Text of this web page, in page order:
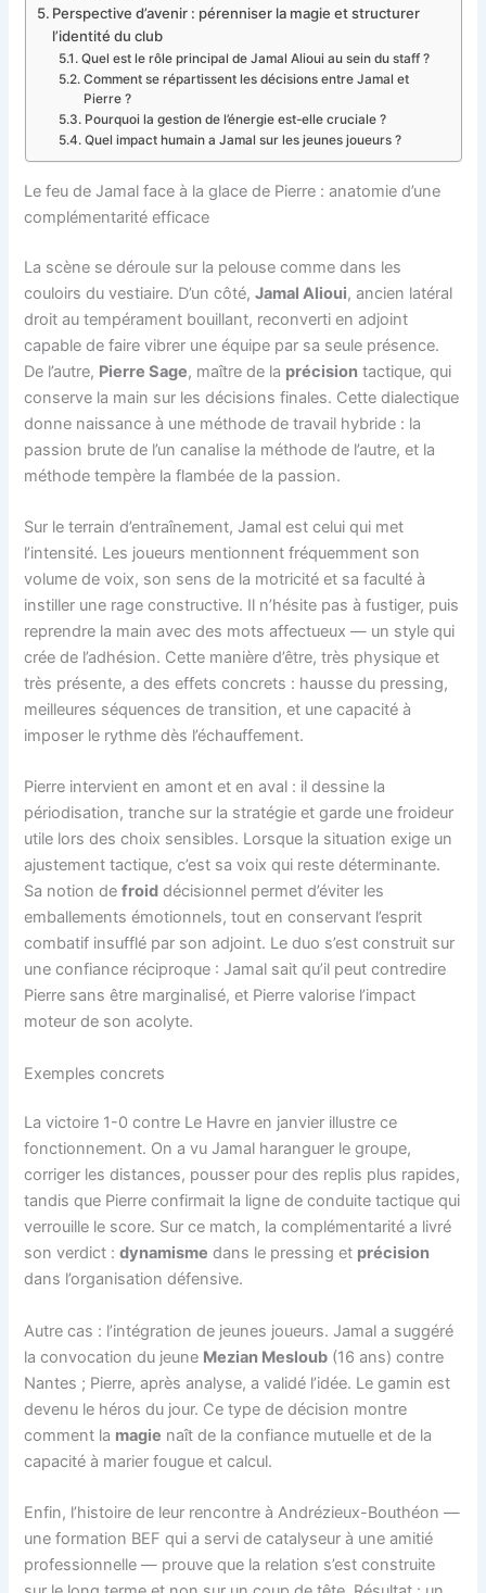
Perspective d’avenir : pérenniser la magie et structurer
l’identité du club
Quel est le rôle principal de Jamal Alioui au sein du staff ?
Comment se répartissent les décisions entre Jamal et
Pierre ?
Pourquoi la gestion de l’énergie est-elle cruciale ?
Quel impact humain a Jamal sur les jeunes joueurs ?
Le feu de Jamal face à la glace de Pierre : anatomie d’une
complémentarité efficace
La scène se déroule sur la pelouse comme dans les
couloirs du vestiaire. D’un côté,Jamal Alioui, ancien latéral
droit au tempérament bouillant, reconverti en adjoint
capable de faire vibrer une équipe par sa seule présence.
De l’autre, Pierre Sage, maître de la précision tactique, qui
conserve la main sur les décisions finales. Cette dialectique
donne naissance à une méthode de travail hybride : la
passion brute de l’un canalise la méthode de l’autre, et la
méthode tempère la flambée de la passion.
Sur le terrain d’entraînement, Jamal est celui qui met
l’intensité. Les joueurs mentionnent fréquemment son
volume de voix, son sens de la motricité et sa faculté à
instiller une rage constructive. Il n’hésite pas à fustiger, puis
reprendre la main avec des mots affectueux — un style qui
crée de l’adhésion. Cette manière d’être, très physique et
très présente, a des effets concrets : hausse du pressing,
meilleures séquences de transition, et une capacité à
imposer le rythme dès l’échauffement.
Pierre intervient en amont et en aval : il dessine la
périodisation, tranche sur la stratégie et garde une froideur
utile lors des choix sensibles. Lorsque la situation exige un
ajustement tactique, c’est sa voix qui reste déterminante.
Sa notion defroid décisionnel permet d’éviter les
emballements émotionnels, tout en conservant l’esprit
combatif insufflé par son adjoint. Le duo s’est construit sur
une confiance réciproque : Jamal sait qu’il peut contredire
Pierre sans être marginalisé, et Pierre valorise l’impact
moteur de son acolyte.
Exemples concrets
La victoire 1-0 contre Le Havre en janvier illustre ce
fonctionnement. On a vu Jamal haranguer le groupe,
corriger les distances, pousser pour des replis plus rapides,
tandis que Pierre confirmait la ligne de conduite tactique qui
verrouille le score. Sur ce match, la complémentarité a livré
son verdict :dynamisme dans le pressing et précision
dans l’organisation défensive.
Autre cas : l’intégration de jeunes joueurs. Jamal a suggéré
la convocation du jeune Mezian Mesloub (16 ans) contre
Nantes ; Pierre, après analyse, a validé l’idée. Le gamin est
devenu le héros du jour. Ce type de décision montre
comment la magie naît de la confiance mutuelle et de la
capacité à marier fougue et calcul.
Enfin, l’histoire de leur rencontre à Andrézieux-Bouthéon —
une formation BEF qui a servi de catalyseur à une amitié
professionnelle — prouve que la relation s’est construite